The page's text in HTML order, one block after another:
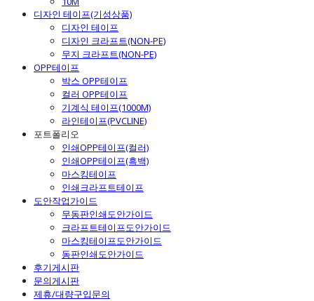
디자인 테이프(기성상품)
디자인 테이프
디자인 크라프트(NON-PE)
무지 크라프트(NON-PE)
OPP테이프
박스 OPP테이프
컬러 OPP테이프
기계식 테이프(1000M)
라인테이프(PVCLINE)
포트폴리오
인쇄OPP테이프(컬러)
인쇄OPP테이프(흑백)
마스킹테이프
인쇄크라프트테이프
도안작업가이드
무동판인쇄도안가이드
크라프트테이프도안가이드
마스킹테이프도안가이드
동판인쇄도안가이드
후기게시판
문의게시판
제휴/대량구입문의